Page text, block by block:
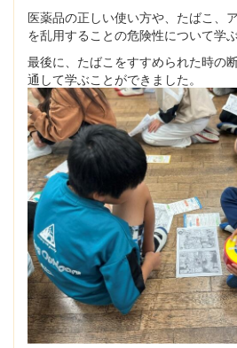
医薬品の正しい使い方や、たばこ、
を乱用することの危険性について学
最後に、たばこをすすめられた時の
通して学ぶことができました。